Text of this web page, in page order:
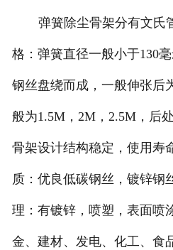
弹簧除尘骨架分有文氏
格：弹簧直径一般小于130
钢丝盘绕而成，一般伸张后
般为1.5M，2M，2.5M，后
骨架设计结构稳定，使用寿
质：优良低碳钢丝，镀锌钢
理：有镀锌，喷塑，表面喷
金、建材、发电、化工、食